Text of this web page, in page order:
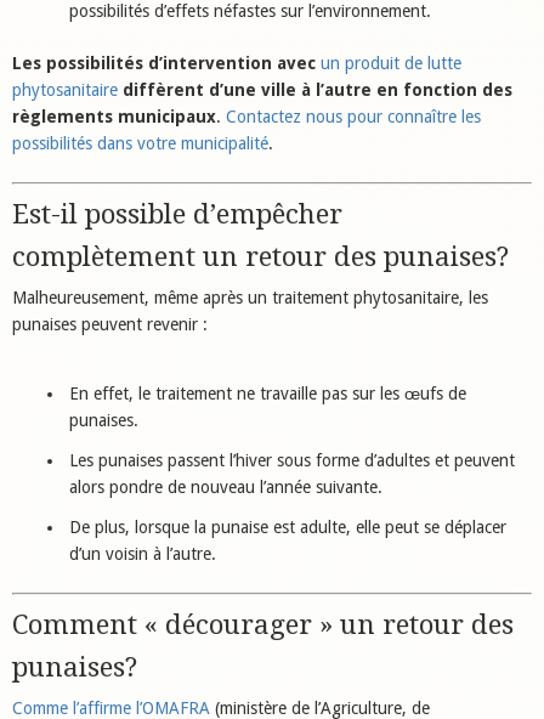
possibilités d’effets néfastes sur l’environnement.
Les possibilités d’intervention avec un produit de lutte
phytosanitaire diffèrent d’une ville à l’autre en fonction des
règlements municipaux. Contactez nous pour connaître les
possibilités dans votre municipalité.
Est-il possible d’empêcher
complètement un retour des punaises?
Malheureusement, même après un traitement phytosanitaire, les
punaises peuvent revenir :
En effet, le traitement ne travaille pas sur les œufs de
punaises.
Les punaises passent l’hiver sous forme d’adultes et peuvent
alors pondre de nouveau l’année suivante.
De plus, lorsque la punaise est adulte, elle peut se déplacer
d’un voisin à l’autre.
Comment « décourager » un retour des
punaises?
Comme l’affirme l’OMAFRA (ministère de l’Agriculture, de